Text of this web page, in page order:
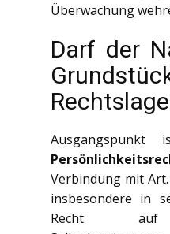
Überwachung
Darf der
Rechtslage
Verbindung mit
insbesondere in
Recht auf